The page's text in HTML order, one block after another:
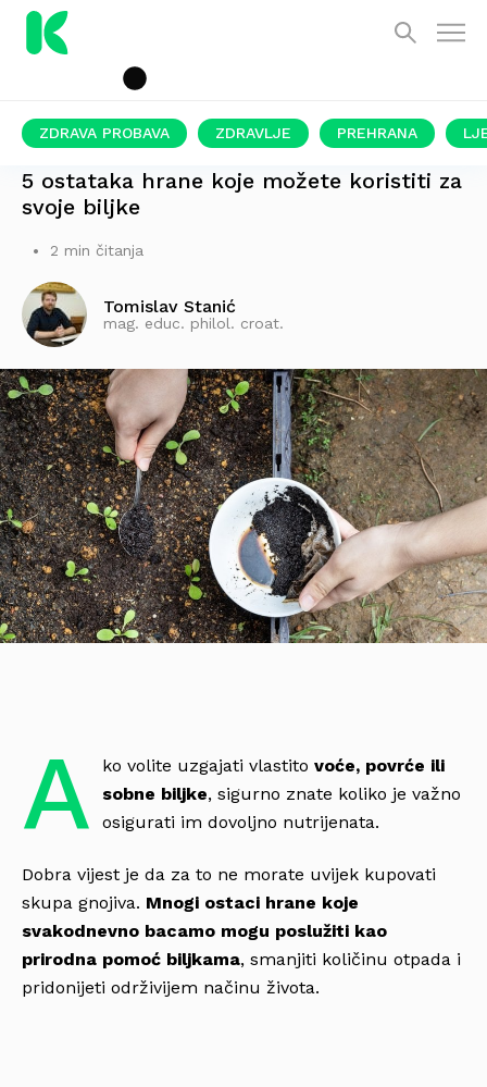
ZDRAVA PROBAVA ZDRAVLJE PREHRANA
5 ostataka hrane koje možete koristiti za
svoje biljke
2 min čitanja
Tomislav Stanić
mag. educ. philol. croat.
A ko volite uzgajati vlastito voće, povrće ili
sobne biljke, sigurno znate koliko je važno
osigurati im dovoljno nutrijenata.
Dobra vijest je da za to ne morate uvijek kupovati
skupa gnojiva. Mnogi ostaci hrane koje
svakodnevno bacamo mogu poslužiti kao
prirodna pomoć biljkama, smanjiti količinu otpada i
pridonijeti održivijem načinu života.